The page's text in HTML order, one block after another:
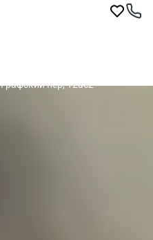
Графский пер, 12ас2